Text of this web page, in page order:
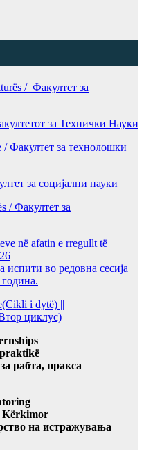
/ Факултет за
за Технички Науки
Факултет за технолошки
за социјални науки
/ Факултет за
në afatin e rregullt të
во редовна сесија
i dytë) ||
циклус)
рабта, пракса
Kërkimor
на истражувања